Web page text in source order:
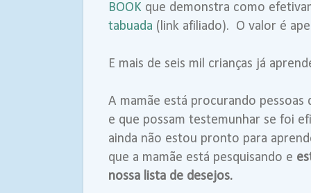
BOOK que demonstra como
tabuada (link afiliado). O valor é
E mais de seis mil crianças já
A mamãe está procurando
e que possam testemunhar se foi
ainda não estou pronto para
que a mamãe está pesquisando e
nossa lista de desejos.